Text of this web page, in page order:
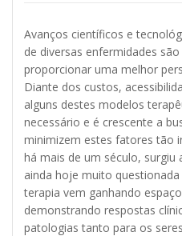
Avanços científicos e
de diversas enfermidades
proporcionar uma melhor
Diante dos custos,
alguns destes modelos
necessário e é crescente a
minimizem estes fatores tão
há mais de um século,
ainda hoje muito
terapia vem ganhando
demonstrando respostas
patologias tanto para os